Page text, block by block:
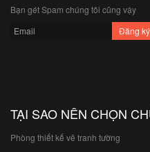
Bạn gét Spam chúng tôi cũng vậy
TẠI SAO NÊN CHỌN
Phòng thiết kế vẽ tranh tường